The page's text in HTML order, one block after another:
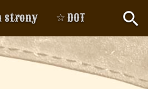
search
strony ☆ DOT